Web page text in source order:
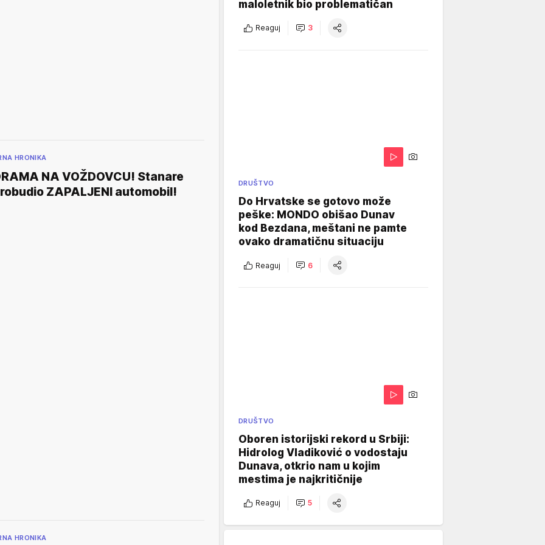
HRONIKA
NA VOŽDOVCU! Stanare
ZAPALJENI automobil!
HRONIKA
maloletnik bio problematičan
Reaguj 3
DRUŠTVO
Do Hrvatske se gotovo može
peške: MONDO obišao Dunav
kod Bezdana, meštani ne pamte
ovako dramatičnu situaciju
Reaguj 6
DRUŠTVO
Oboren istorijski rekord u Srbiji:
Hidrolog Vladiković o vodostaju
Dunava, otkrio nam u kojim
mestima je najkritičnije
Reaguj 5